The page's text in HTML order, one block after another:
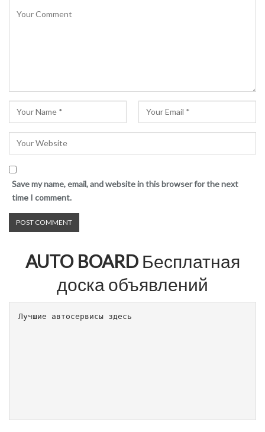
Save my name, email, and website in this browser for the next
time I comment.
AUTO BOARDБесплатная
доска объявлений
Лучшие автосервисы здесь